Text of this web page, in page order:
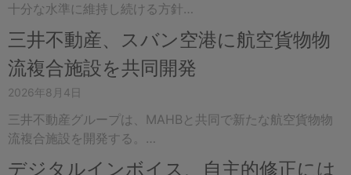
十分な水準に維持し続ける方針…
三井不動産、スバン空港に航空貨物物
流複合施設を共同開発
2026年8月4日
三井不動産グループは、MAHBと共同で新たな航空貨物物
流複合施設を開発する。…
デジタルインボイス、自主的修正には